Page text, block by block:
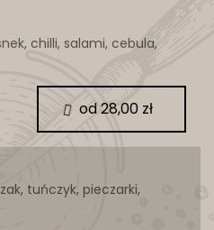
chilli, salami, cebula,
tuńczyk, pieczarki,